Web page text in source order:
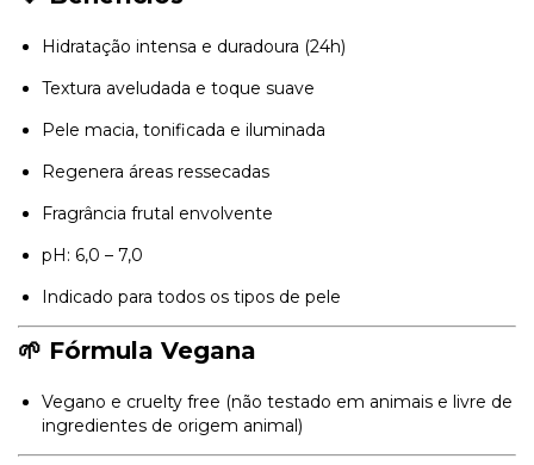
Hidratação intensa e duradoura (24h)
Textura aveludada e toque suave
Pele macia, tonificada e iluminada
Regenera áreas ressecadas
Fragrância frutal envolvente
pH: 6,0 – 7,0
Indicado para todos os tipos de pele
🌱 Fórmula Vegana
Vegano e cruelty free (não testado em animais e livre de
ingredientes de origem animal)